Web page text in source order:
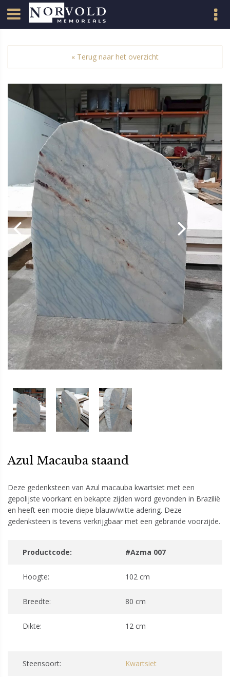
« Terug naar het overzicht
Azul Macauba staand
Deze gedenksteen van Azul macauba kwartsiet met een
gepolijste voorkant en bekapte zijden word gevonden in Brazilië
en heeft een mooie diepe blauw/witte adering. Deze
gedenksteen is tevens verkrijgbaar met een gebrande voorzijde.
Productcode: #Azma 007
Hoogte: 102 cm
Breedte: 80 cm
Dikte: 12 cm
Steensoort: Kwartsiet